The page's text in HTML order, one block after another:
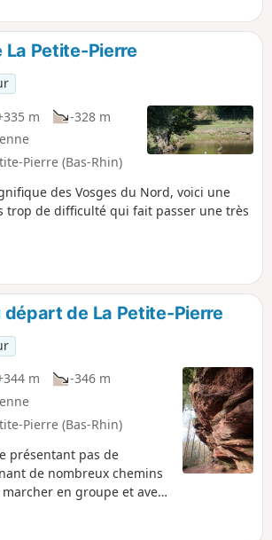
Petite-Pierre
m
-328 m
Pierre (Bas-Rhin)
des Vosges du Nord, voici une
trop de difficulté qui fait passer une très
départ de La Petite-Pierre
m
-346 m
Pierre (Bas-Rhin)
présentant pas de
de nombreux chemins
en groupe et avec